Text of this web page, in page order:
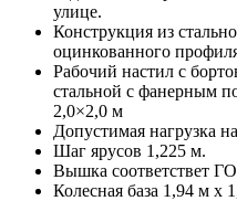
улице.
Конструкция из
оцинкованного
Рабочий настил с
стальной с фанерным
2,0×2,0 м
Допустимая нагрузка
Шаг ярусов 1,225 м.
Вышка соответствет
Колесная база 1,94 м х